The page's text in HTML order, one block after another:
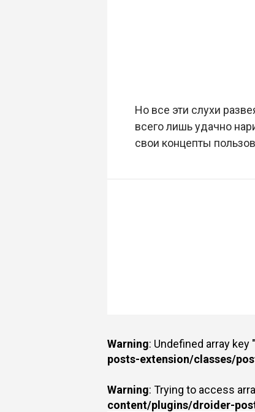
Но все эти слухи
всего лишь удачно
свои концепты
Warning: Undefined array
posts-extension/classes/
Warning: Trying to access
content/plugins/droider-